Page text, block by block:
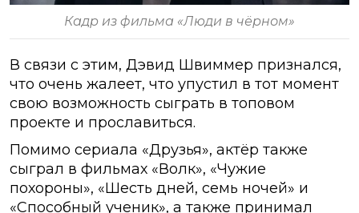
Кадр из фильма «Люди в чёрном»
В связи с этим, Дэвид Швиммер признался,
что очень жалеет, что упустил в тот момент
свою возможность сыграть в топовом
проекте и прославиться.
Помимо сериала «Друзья», актёр также
сыграл в фильмах «Волк», «Чужие
похороны», «Шесть дней, семь ночей» и
«Способный ученик», а также принимал